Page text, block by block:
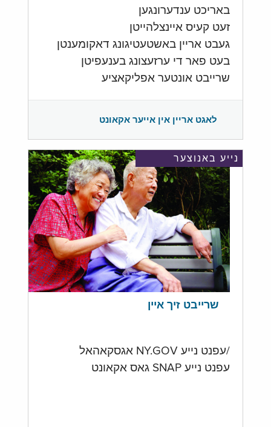
באריכט ענדערונגען
זעט קעיס איינצלהייטן
געבט אריין באשטעטיגונג דאקומענטן
בעט פאר די ערזעצונג בענעפיטן
שרייבט אונטער אפליקאציע
לאגט אריין אין אייער אקאונט
נייע באנוצער
שרייבט זיך איין
/עפנט נייע NY.GOV אגסקאהאל
עפנט נייע SNAP גאס אקאונט